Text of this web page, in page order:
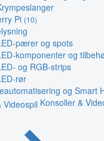
Pi (10)
pærer og spots
komponenter og
og RGB-strips
rør
og Smart
Konsoller &